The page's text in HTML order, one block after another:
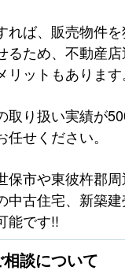
ば、販売物件を
るため、不動産
ットもあります
り扱い実績が
せください。
保市や東彼杵郡
中古住宅、新築
能です!!
談について